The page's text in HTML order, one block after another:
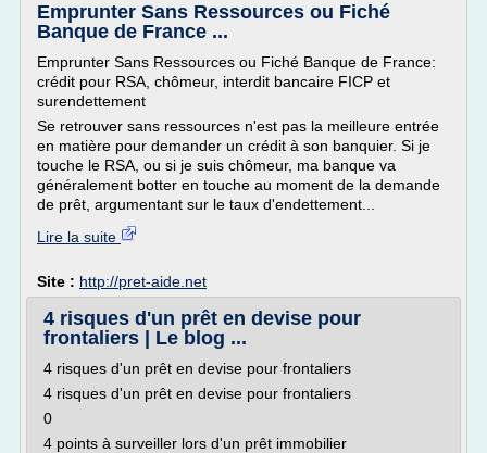
Emprunter Sans Ressources ou Fiché
Banque de France ...
Emprunter Sans Ressources ou Fiché Banque de France:
crédit pour RSA, chômeur, interdit bancaire FICP et
surendettement
Se retrouver sans ressources n'est pas la meilleure entrée
en matière pour demander un crédit à son banquier. Si je
touche le RSA, ou si je suis chômeur, ma banque va
généralement botter en touche au moment de la demande
de prêt, argumentant sur le taux d'endettement...
Lire la suite
Site : http://pret-aide.net
4 risques d'un prêt en devise pour
frontaliers | Le blog ...
4 risques d'un prêt en devise pour frontaliers
4 risques d'un prêt en devise pour frontaliers
0
4 points à surveiller lors d'un prêt immobilier